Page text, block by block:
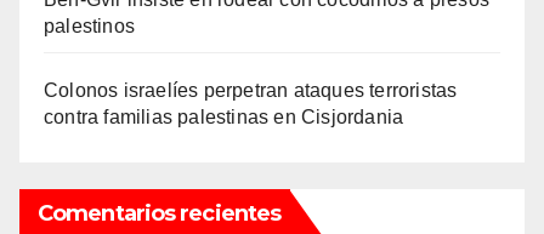
palestinos
Colonos israelíes perpetran ataques terroristas
contra familias palestinas en Cisjordania
Comentarios recientes